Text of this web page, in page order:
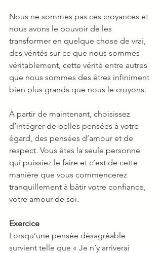
Nous ne sommes pas ces croyances et
nous avons le pouvoir de les
transformer en quelque chose de vrai,
des vérités sur ce que nous sommes
véritablement, cette vérité entre autres
que nous sommes des êtres infiniment
bien plus grands que nous le croyons.
À partir de maintenant, choisissez
d’intégrer de belles pensées à votre
égard, des pensées d’amour et de
respect. Vous êtes la seule personne
qui puissiez le faire et c’est de cette
manière que vous commencerez
tranquillement à bâtir votre confiance,
votre amour de soi.
Exercice
Lorsqu’une pensée désagréable
survient telle que « Je n’y arriverai